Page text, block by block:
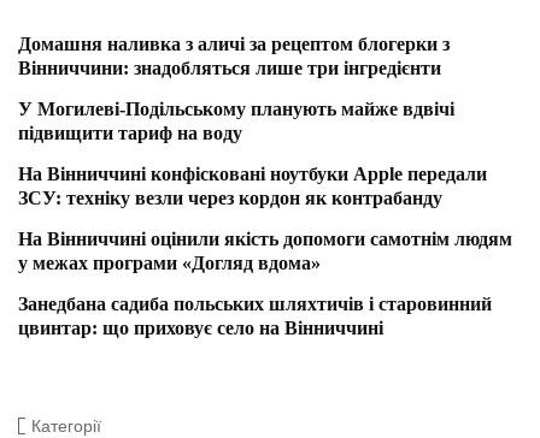
Домашня наливка з аличі за рецептом блогерки з
Вінниччини: знадобляться лише три інгредієнти
У Могилеві-Подільському планують майже вдвічі
підвищити тариф на воду
На Вінниччині конфісковані ноутбуки Apple передали
ЗСУ: техніку везли через кордон як контрабанду
На Вінниччині оцінили якість допомоги самотнім людям
у межах програми «Догляд вдома»
Занедбана садиба польських шляхтичів і старовинний
цвинтар: що приховує село на Вінниччині
Категорії